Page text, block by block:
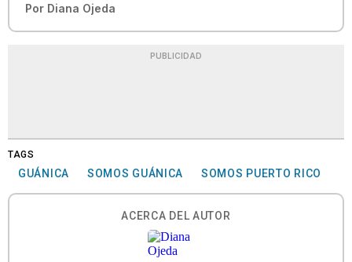
Por Diana Ojeda
PUBLICIDAD
TAGS
GUÁNICA SOMOS GUÁNICA SOMOS PUERTO RICO
ACERCA DEL AUTOR